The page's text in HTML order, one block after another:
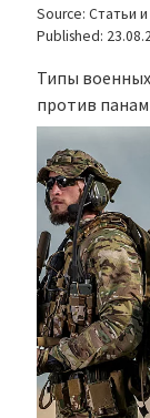
Source: Статьи
Published:
Типы
против